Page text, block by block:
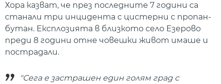
Хора казват, че през последните 7 години са
станали три инцидента с цистерни с пропан-
бутан. Експлозията в близкото село Езерово
преди 8 години отне човешки живот имаше и
пострадали.
"Сега е застрашен един голям град с